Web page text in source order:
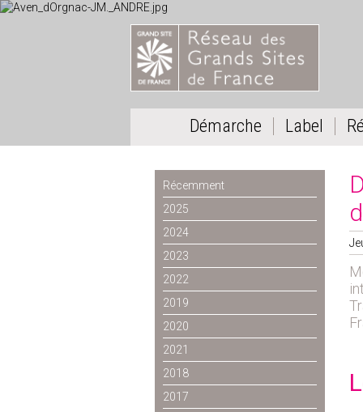
Démarche Label
Récemment
2025
2024
2023
2022
2019
2020
2021
2018
2017